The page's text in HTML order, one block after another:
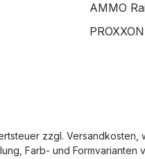
AMMO
PROXXON
zzgl. Versandkosten
Farb- und Formvarianten